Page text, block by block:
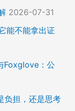
2026-07-31
能不能拿出证
Foxglove：公
负担，还是思考